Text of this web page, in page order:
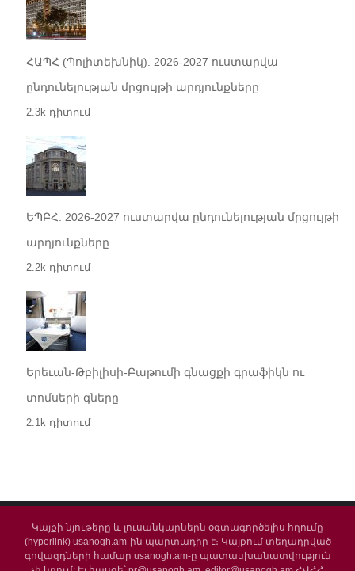
ՀԱՊՀ (Պոլիտեխնիկ). 2026-2027 ուստարվա
ընդունելության մրցույթի արդյունքները
2.3k դիտում
ԵՊԲՀ. 2026-2027 ուստարվա ընդունելության մրցույթի
արդյունքները
2.2k դիտում
Երեւան-Թբիլիսի-Բաթումի գնացքի գրաֆիկն ու
տոմսերի գները
2.1k դիտում
Կայքի նյութերը և լուսանկարներն օգտագործելիս հղումը
(hyperlink) usanogh.am-ին պարտադիր է։ Կայքում տեղադրված
գովազդների համար usanogh.am-ը պատասխանատվություն